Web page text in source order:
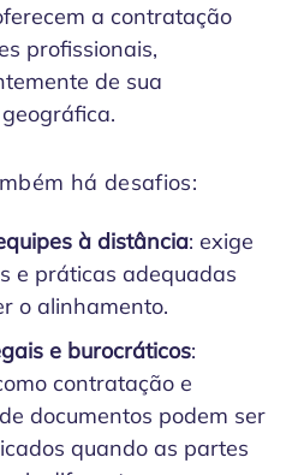
a contratação
profissionais,
de sua
há desafios:
à distância: exige
e práticas adequadas
o alinhamento.
e burocráticos:
contratação e
documentos podem ser
quando as partes